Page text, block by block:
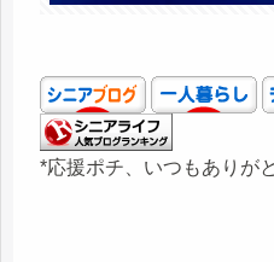
*応援ポチ、いつもありが